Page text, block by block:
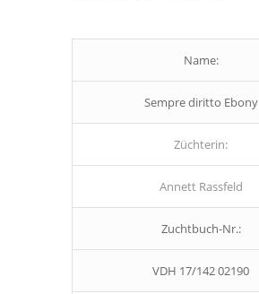
Name:
Sempre diritto Ebony
Züchterin:
Annett Rassfeld
Zuchtbuch-Nr.:
VDH 17/142 02190